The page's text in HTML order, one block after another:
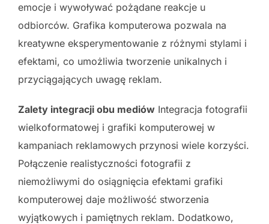
emocje i wywoływać pożądane reakcje u
odbiorców. Grafika komputerowa pozwala na
kreatywne eksperymentowanie z różnymi stylami i
efektami, co umożliwia tworzenie unikalnych i
przyciągających uwagę reklam.
Zalety integracji obu mediów Integracja fotografii
wielkoformatowej i grafiki komputerowej w
kampaniach reklamowych przynosi wiele korzyści.
Połączenie realistyczności fotografii z
niemożliwymi do osiągnięcia efektami grafiki
komputerowej daje możliwość stworzenia
wyjątkowych i pamiętnych reklam. Dodatkowo,